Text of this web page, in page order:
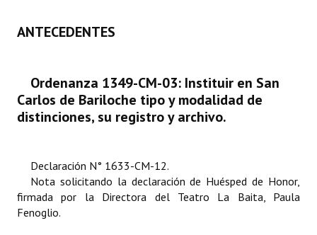
Carta Orgánica 2007
Digesto
Organigrama
Informes de Gestión
Proyectos Presentados
ANTECEDENTES
Ordenanza 1349-CM-03: Instituir en San
Carlos de Bariloche tipo y modalidad de
distinciones, su registro y archivo.
Declaración N° 1633-CM-12.
Nota solicitando la declaración de Huésped de Honor,
firmada por la Directora del Teatro La Baita, Paula
Fenoglio.